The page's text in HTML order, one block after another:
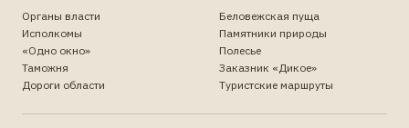
Органы власти
Исполкомы
«Одно окно»
Таможня
Дороги области
Беловежская пуща
Памятники природы
Полесье
Заказник «Дикое»
Туристские маршруты